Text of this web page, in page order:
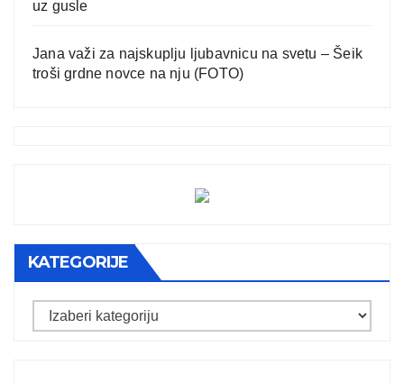
uz gusle
Jana važi za najskuplju ljubavnicu na svetu – Šeik
troši grdne novce na nju (FOTO)
KATEGORIJE
Kategorije